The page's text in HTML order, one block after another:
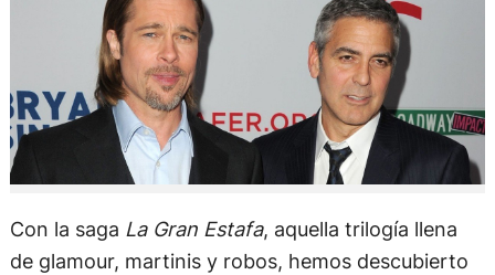
Con la saga La Gran Estafa, aquella trilogía llena
de glamour, martinis y robos, hemos descubierto